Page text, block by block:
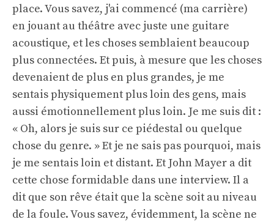
place. Vous savez, j'ai commencé (ma carrière)
en jouant au théâtre avec juste une guitare
acoustique, et les choses semblaient beaucoup
plus connectées. Et puis, à mesure que les choses
devenaient de plus en plus grandes, je me
sentais physiquement plus loin des gens, mais
aussi émotionnellement plus loin. Je me suis dit :
« Oh, alors je suis sur ce piédestal ou quelque
chose du genre. » Et je ne sais pas pourquoi, mais
je me sentais loin et distant. Et John Mayer a dit
cette chose formidable dans une interview. Il a
dit que son rêve était que la scène soit au niveau
de la foule. Vous savez, évidemment, la scène ne